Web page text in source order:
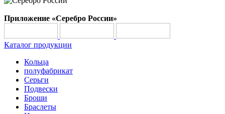
Приложение «Серебро России»
Каталог продукции
Кольца
полуфабрикат
Серьги
Подвески
Броши
Браслеты